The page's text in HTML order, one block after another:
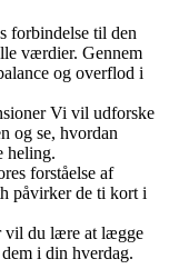
forbindelse til den
værdier. Gennem
og overflod i
Vi vil udforske
og se, hvordan
heling.
forståelse af
påvirker de ti kort i
vil du lære at lægge
i din hverdag.